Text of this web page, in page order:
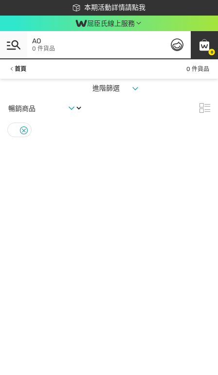
本期活動詳情請點我
下載app最高回饋$350
屈臣氏線上服務
0
AO
0 件貨品
首頁 0 件貨品
進階篩選